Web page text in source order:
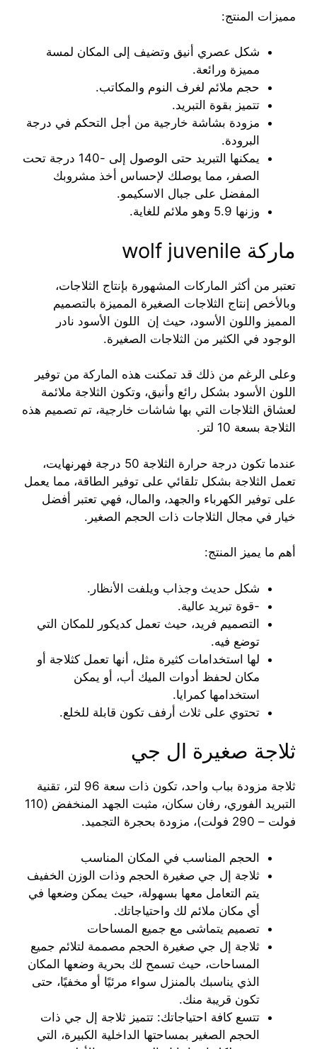
مميزات المنتج:
شكل عصري أنيق وتضيف إلى المكان لمسة
مميزة ورائعة.
حجم ملائم لغرف النوم والمكاتب.
تتميز بقوة التبريد.
مزودة بشاشة خارجية من أجل التحكم في درجة
البرودة.
يمكنها التبريد حتى الوصول إلى -140 درجة تحت
الصفر، مما يوصلك لإحساس أخذ مشروبك
المفضل على جبال الاسكيمو.
وزنها 5.9 وهو ملائم للغاية.
ماركة wolf juvenile
تعتبر من أكثر الماركات المشهورة بإنتاج الثلاجات،
وبالأخص إنتاج الثلاجات الصغيرة المميزة بالتصميم
المميز واللون الأسود، حيث إن اللون الأسود نادر
الوجود في الكثير من الثلاجات الصغيرة.
وعلى الرغم من ذلك قد تمكنت هذه الماركة من توفير
اللون الأسود بشكل رائع وأنيق، وتكون الثلاجة ملائمة
لعشاق الثلاجات التي بها شاشات خارجية، تم تصميم هذه
الثلاجة بسعة 10 لتر.
عندما تكون درجة حرارة الثلاجة 50 درجة فهرنهايت،
تعمل الثلاجة بشكل تلقائي على توفير الطاقة، مما يعمل
على توفير الكهرباء والجهد، والمال، فهي تعتبر أفضل
خيار في مجال الثلاجات ذات الحجم الصغير.
أهم ما يميز المنتج:
شكل حديث وجذاب ويلفت الأنظار.
-قوة تبريد عالية.
التصميم فريد، حيث تعمل كديكور للمكان التي
توضع فيه.
لها استخدامات كثيرة مثل، أنها تعمل كثلاجة أو
مكان لحفظ أدوات الميك أب، أو يمكن
استخدامها كمرايا.
تحتوي على ثلاث أرفف تكون قابلة للخلع.
ثلاجة صغيرة ال جي
ثلاجة مزودة بباب واحد، تكون ذات سعة 96 لتر، تقنية
التبريد الفوري، رفان سكان، مثبت الجهد المنخفض (110
فولت – 290 فولت)، مزودة بحجرة التجميد.
الحجم المناسب في المكان المناسب
ثلاجة إل جي صغيرة الحجم وذات الوزن الخفيف
يتم التعامل معها بسهولة، حيث يمكن وضعها في
أي مكان ملائم لك واحتياجاتك.
تصميم يتماشى مع جميع المساحات
ثلاجة إل جي صغيرة الحجم مصممة لتلائم جميع
المساحات، حيث تسمح لك بحرية وضعها المكان
الذي يناسبك بالمنزل سواء مرئيًا أو مخفيًا، حتى
تكون قريبة منك.
تتسع كافة احتياجاتك: تتميز ثلاجة إل جي ذات
الحجم الصغير بمساحتها الداخلية الكبيرة، التي